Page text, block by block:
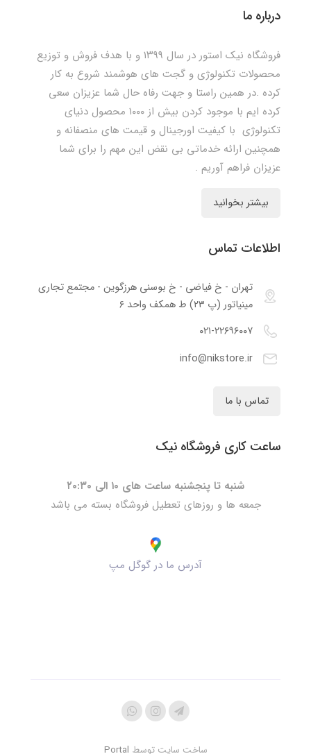
درباره ما
فروشگاه نیک استور در سال ۱۳۹۹ و با هدف فروش و توزیع
محصولات تکنولوژی و گجت های هوشمند شروع به کار
کرده .در همین راستا و جهت رفاه حال شما عزیزان سعی
کرده ایم با موجود کردن بیش از ۱۰۰۰ محصول دنیای
تکنولوژی با کیفیت اورجینال و قیمت های منصفانه و
همچنین ارائه خدماتی بی نقض این مهم را برای شما
عزیزان فراهم آوریم .
بیشتر بخوانید
اطلاعات تماس
تهران - خ فیاضی - خ بوسنی هرزگوین - مجتمع تجاری
مینیاتور (پ ۲۳) ط همکف واحد ۶
۰۲۱-۲۲۶۹۶۰۰۷
info@nikstore.ir
تماس با ما
ساعت کاری فروشگاه نیک
شنبه تا پنجشنبه ساعت های ۱۰ الی ۲۰:۳۰
جمعه ها و روزهای تعطیل فروشگاه بسته می باشد
آدرس ما در گوگل مپ
ساخت سایت توسط Portal